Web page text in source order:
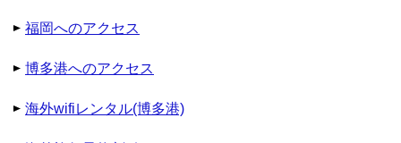
福岡へのアクセス
博多港へのアクセス
海外wifiレンタル(博多港)